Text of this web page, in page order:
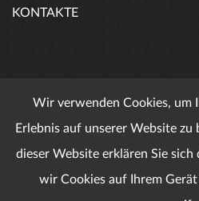
KONTAKTE
Wenn veröffentlichte
Wir verwenden Cookies, um
Erlebnis auf unserer Website
dieser Website erklären Sie sich
wir Cookies auf Ihrem